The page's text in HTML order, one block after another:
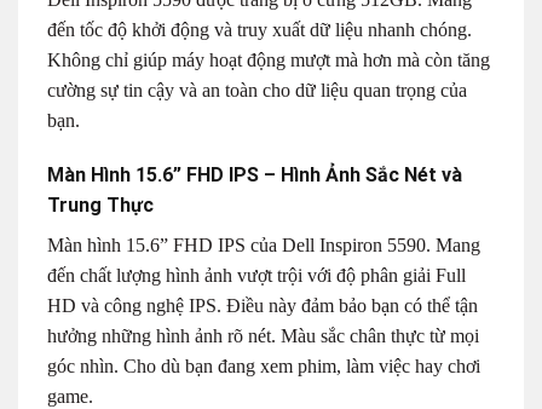
đến tốc độ khởi động và truy xuất dữ liệu nhanh chóng.
Không chỉ giúp máy hoạt động mượt mà hơn mà còn tăng
cường sự tin cậy và an toàn cho dữ liệu quan trọng của
bạn.
Màn Hình 15.6” FHD IPS – Hình Ảnh Sắc Nét và
Trung Thực
Màn hình 15.6” FHD IPS của Dell Inspiron 5590. Mang
đến chất lượng hình ảnh vượt trội với độ phân giải Full
HD và công nghệ IPS. Điều này đảm bảo bạn có thể tận
hưởng những hình ảnh rõ nét. Màu sắc chân thực từ mọi
góc nhìn. Cho dù bạn đang xem phim, làm việc hay chơi
game.